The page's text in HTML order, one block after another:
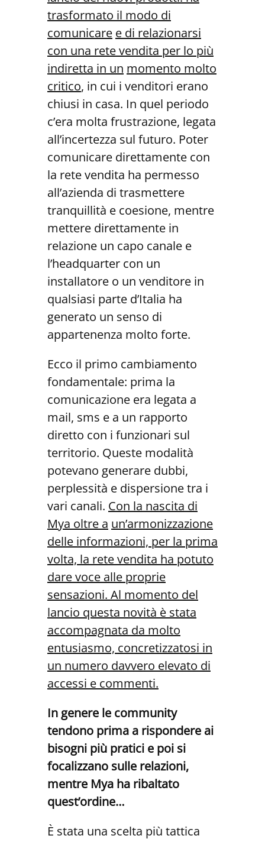
trasformato il modo di
comunicare e di relazionarsi
con una rete vendita per lo più
indiretta in un momento molto
critico, in cui i venditori erano
chiusi in casa. In quel periodo
c’era molta frustrazione, legata
all’incertezza sul futuro. Poter
comunicare direttamente con
la rete vendita ha permesso
all’azienda di trasmettere
tranquillità e coesione, mentre
mettere direttamente in
relazione un capo canale e
l’headquarter con un
installatore o un venditore in
qualsiasi parte d’Italia ha
generato un senso di
appartenenza molto forte.
Ecco il primo cambiamento
fondamentale: prima la
comunicazione era legata a
mail, sms e a un rapporto
diretto con i funzionari sul
territorio. Queste modalità
potevano generare dubbi,
perplessità e dispersione tra i
vari canali. Con la nascita di
Mya oltre a un’armonizzazione
delle informazioni, per la prima
volta, la rete vendita ha potuto
dare voce alle proprie
sensazioni. Al momento del
lancio questa novità è stata
accompagnata da molto
entusiasmo, concretizzatosi in
un numero davvero elevato di
accessi e commenti.
In genere le community
tendono prima a rispondere ai
bisogni più pratici e poi si
focalizzano sulle relazioni,
mentre Mya ha ribaltato
quest’ordine…
È stata una scelta più tattica